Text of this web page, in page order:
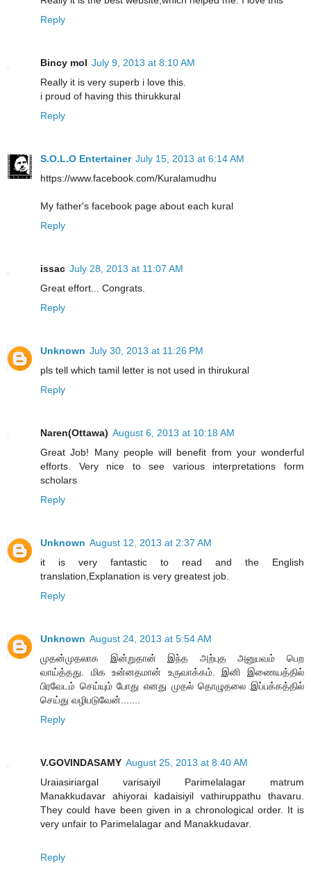
Reply
Bincy mol July 9, 2013 at 8:10 AM
Really it is very superb i love this.
i proud of having this thirukkural
Reply
S.O.L.O Entertainer July 15, 2013 at 6:14 AM
https://www.facebook.com/Kuralamudhu
My father's facebook page about each kural
Reply
issac July 28, 2013 at 11:07 AM
Great effort... Congrats.
Reply
Unknown July 30, 2013 at 11:26 PM
pls tell which tamil letter is not used in thirukural
Reply
Naren(Ottawa) August 6, 2013 at 10:18 AM
Great Job! Many people will benefit from your wonderful
efforts. Very nice to see various interpretations form
scholars
Reply
Unknown August 12, 2013 at 2:37 AM
it is very fantastic to read and the English
translation,Explanation is very greatest job.
Reply
Unknown August 24, 2013 at 5:54 AM
முதன்முதலாக இன்றுதான் இந்த அற்புத அனுபவம் பெற
வாய்த்தது. மிக உன்னதமான் உருவாக்கம். இனி இணையத்தில்
பிரவேடம் செய்யும் போது எனது முதல் தொழுதலை இப்பக்கத்தில்
செய்து வழிபடுவேன்.......
Reply
V.GOVINDASAMY August 25, 2013 at 8:40 AM
Uraiasiriargal varisaiyil Parimelalagar matrum
Manakkudavar ahiyorai kadaisiyil vathiruppathu thavaru.
They could have been given in a chronological order. It is
very unfair to Parimelalagar and Manakkudavar.
Reply